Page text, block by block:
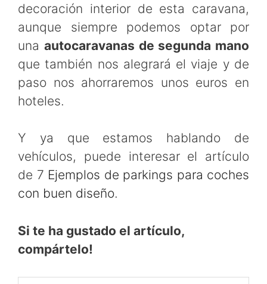
decoración interior de esta caravana,
aunque siempre podemos optar por
una autocaravanas de segunda mano
que también nos alegrará el viaje y de
paso nos ahorraremos unos euros en
hoteles.
Y ya que estamos hablando de
vehículos, puede interesar el artículo
de 7 Ejemplos de parkings para coches
con buen diseño.
Si te ha gustado el artículo,
compártelo!